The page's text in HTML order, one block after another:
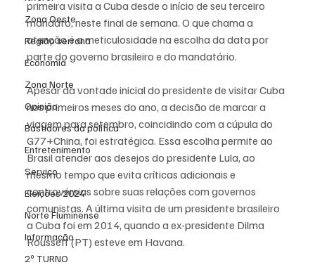
Zona Oeste
Região serrana
Economia
Zona Norte
Opinião
Bastidores da política
Entretenimento
Serviço
Eleições 2024
Norte Fluminense
Informação
2º TURNO
primeira visita a Cuba desde o início de seu terceiro
mandato, neste final de semana. O que chama a
atenção é a meticulosidade na escolha da data por
parte do governo brasileiro e do mandatário.
Apesar da vontade inicial do presidente de visitar Cuba
nos primeiros meses do ano, a decisão de marcar a
viagem para setembro, coincidindo com a cúpula do
G77+China, foi estratégica. Essa escolha permite ao
Brasil atender aos desejos do presidente Lula, ao
mesmo tempo que evita críticas adicionais e
controvérsias sobre suas relações com governos
comunistas. A última visita de um presidente brasileiro
a Cuba foi em 2014, quando a ex-presidente Dilma
Rousseff (PT) esteve em Havana.